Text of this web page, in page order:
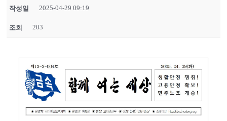
작성일 2025-04-29 09:19
조회 203